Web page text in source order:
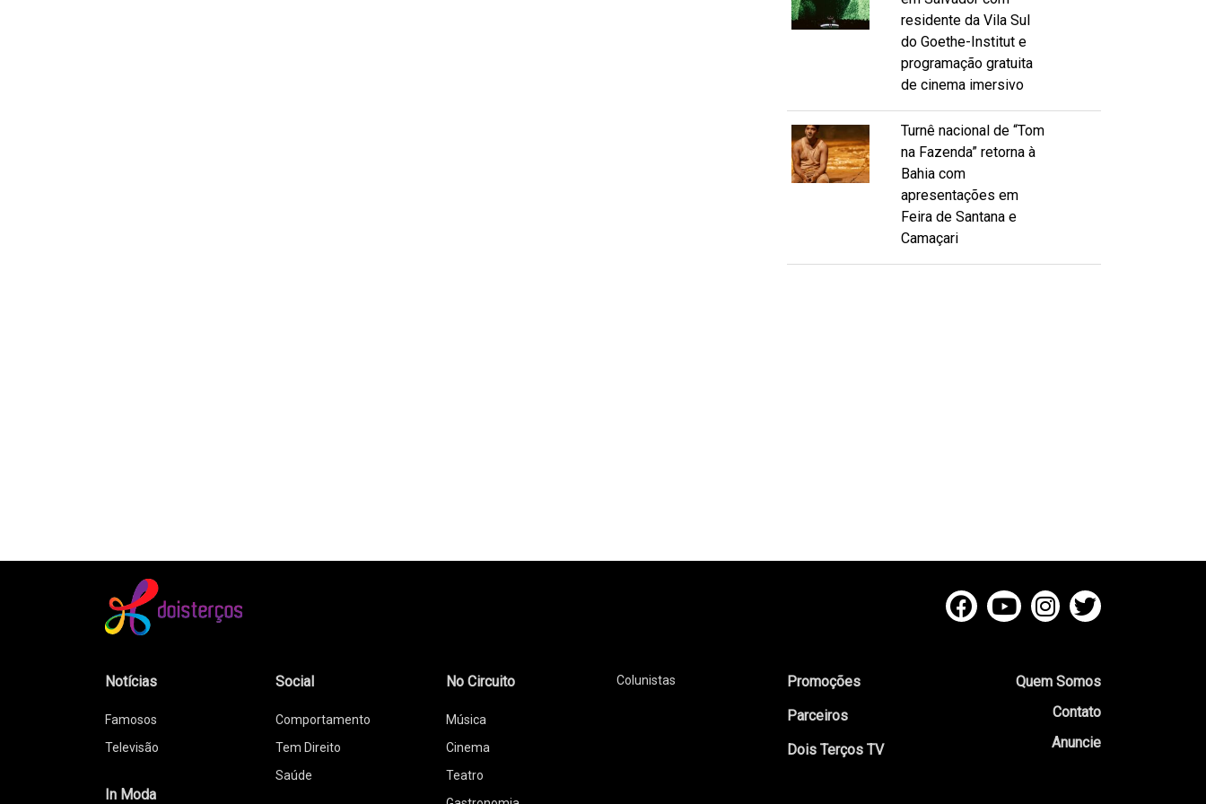
residente da Vila Sul
do Goethe-Institut e
programação gratuita
de cinema imersivo
Turnê nacional de “Tom
na Fazenda” retorna à
Bahia com
apresentações em
Feira de Santana e
Camaçari
Notícias
Famosos
Televisão
In Moda
Social
Comportamento
Tem Direito
Saúde
No Circuito
Música
Cinema
Teatro
Colunistas
Promoções
Parceiros
Dois Terços TV
Quem Somos
Contato
Anuncie